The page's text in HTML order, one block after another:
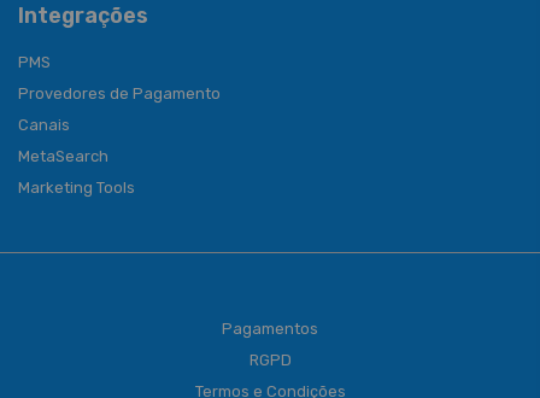
Integrações
PMS
Provedores de Pagamento
Canais
MetaSearch
Marketing Tools
Pagamentos
RGPD
Termos e Condições